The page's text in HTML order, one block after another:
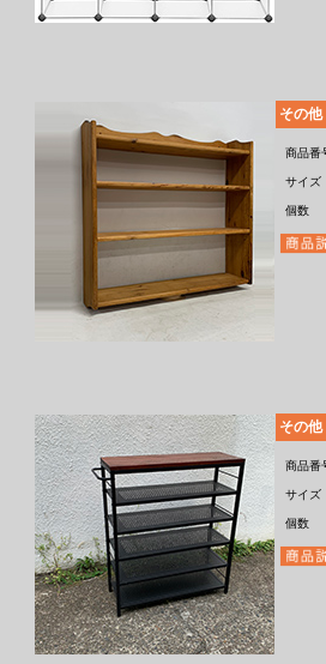
その
商品番
サイズ
個数
その
商品番
サイズ
個数